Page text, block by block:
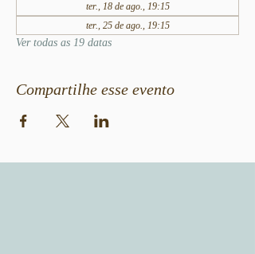
ter., 18 de ago., 19:15
ter., 25 de ago., 19:15
Ver todas as 19 datas
Compartilhe esse evento